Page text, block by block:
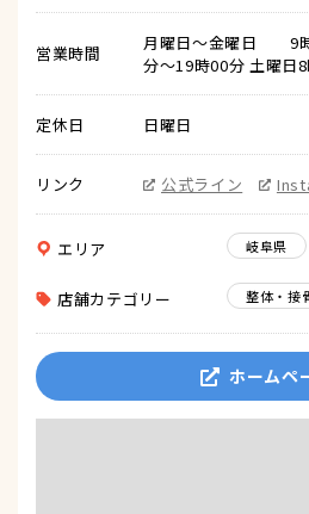
営業時間
月曜日～金曜日 9時
分～19時00分 土曜日
定休日 日曜日
リンク 公式ライン
エリア 岐阜県
店舗カテゴリー 整体・接
ホームペ